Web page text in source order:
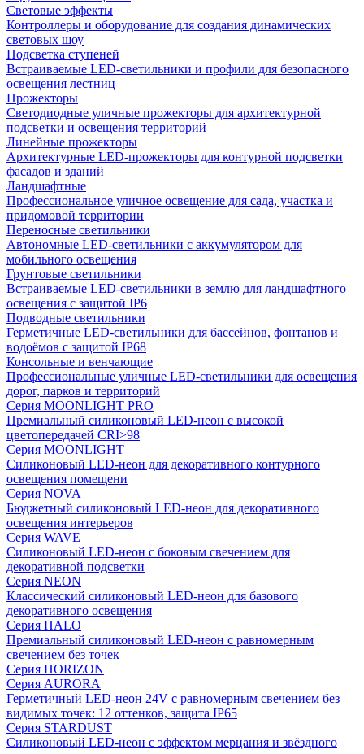
Световые эффекты
Контроллеры и оборудование для создания динамических
световых шоу
Подсветка ступеней
Встраиваемые LED-светильники и профили для безопасного
освещения лестниц
Прожекторы
Светодиодные уличные прожекторы для архитектурной
подсветки и освещения территорий
Линейные прожекторы
Архитектурные LED-прожекторы для контурной подсветки
фасадов и зданий
Ландшафтные
Профессиональное уличное освещение для сада, участка и
придомовой территории
Переносные светильники
Автономные LED-светильники с аккумулятором для
мобильного освещения
Грунтовые светильники
Встраиваемые LED-светильники в землю для ландшафтного
освещения с защитой IP6
Подводные светильники
Герметичные LED-светильники для бассейнов, фонтанов и
водоёмов с защитой IP68
Консольные и венчающие
Профессиональные уличные LED-светильники для освещения
дорог, парков и территорий
Серия MOONLIGHT PRO
Премиальный силиконовый LED-неон с высокой
цветопередачей CRI>98
Серия MOONLIGHT
Силиконовый LED-неон для декоративного контурного
освещения помещени
Серия NOVA
Бюджетный силиконовый LED-неон для декоративного
освещения интерьеров
Серия WAVE
Силиконовый LED-неон с боковым свечением для
декоративной подсветки
Серия NEON
Классический силиконовый LED-неон для базового
декоративного освещения
Серия HALO
Премиальный силиконовый LED-неон с равномерным
свечением без точек
Серия HORIZON
Серия AURORA
Герметичный LED-неон 24V с равномерным свечением без
видимых точек: 12 оттенков, защита IP65
Серия STARDUST
Силиконовый LED-неон с эффектом мерцания и звёздного